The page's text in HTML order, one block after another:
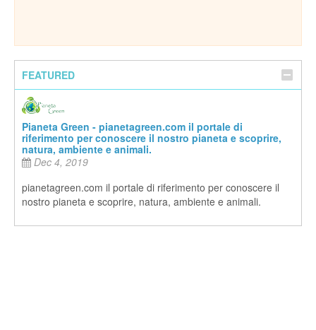
FEATURED
Pianeta Green - pianetagreen.com il portale di
riferimento per conoscere il nostro pianeta e scoprire,
natura, ambiente e animali.
Dec 4, 2019
pianetagreen.com il portale di riferimento per conoscere il
nostro pianeta e scoprire, natura, ambiente e animali.